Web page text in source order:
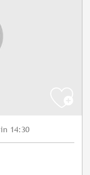
in 14:30